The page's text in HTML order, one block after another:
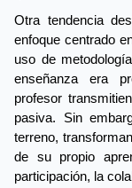
Otra tendencia
enfoque centrado
uso de
enseñanza era
profesor
pasiva. Sin
terreno,
de su propio
participación, la